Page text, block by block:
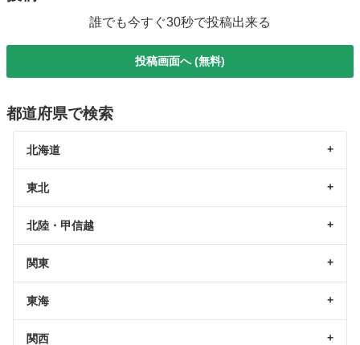
誰でも今すぐ30秒で投稿出来る
投稿画面へ (無料)
都道府県で検索
北海道
東北
北陸・甲信越
関東
東海
関西